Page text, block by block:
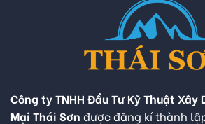
Công ty TNHH Đầu Tư Kỹ Thuật Xây
Mại Thái Sơn được đăng kí thành